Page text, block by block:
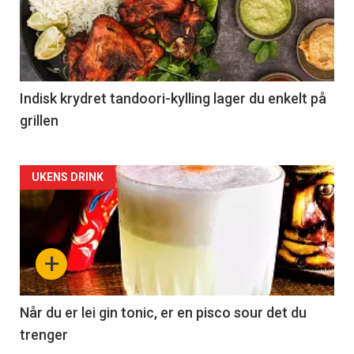
Indisk krydret tandoori-kylling lager du enkelt på
grillen
Forsiden
akkurat
nå
-
2
+
UKENS DRINK
Når du er lei gin tonic, er en pisco sour det du
trenger